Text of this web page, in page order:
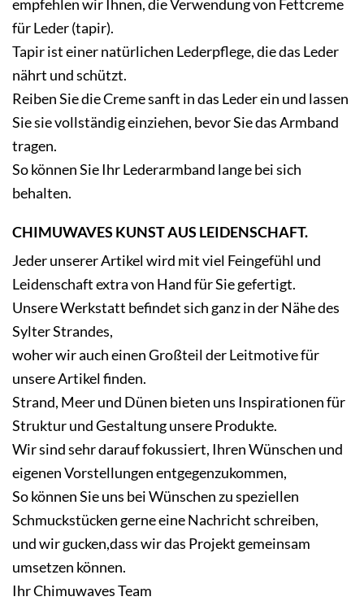
empfehlen wir Ihnen, die Verwendung von Fettcreme
für Leder (tapir).
Tapir ist einer natürlichen Lederpflege, die das Leder
nährt und schützt.
Reiben Sie die Creme sanft in das Leder ein und lassen
Sie sie vollständig einziehen, bevor Sie das Armband
tragen.
So können Sie Ihr Lederarmband lange bei sich
behalten.
CHIMUWAVES KUNST AUS LEIDENSCHAFT.
Jeder unserer Artikel wird mit viel Feingefühl und
Leidenschaft extra von Hand für Sie gefertigt.
Unsere Werkstatt befindet sich ganz in der Nähe des
Sylter Strandes,
woher wir auch einen Großteil der Leitmotive für
unsere Artikel finden.
Strand, Meer und Dünen bieten uns Inspirationen für
Struktur und Gestaltung unsere Produkte.
Wir sind sehr darauf fokussiert, Ihren Wünschen und
eigenen Vorstellungen entgegenzukommen,
So können Sie uns bei Wünschen zu speziellen
Schmuckstücken gerne eine Nachricht schreiben,
und wir gucken,dass wir das Projekt gemeinsam
umsetzen können.
Ihr Chimuwaves Team